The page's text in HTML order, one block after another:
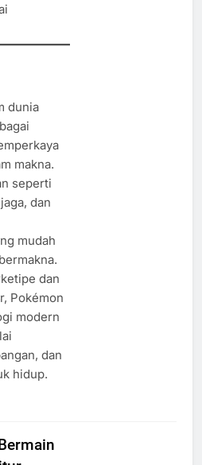
dunia
makna.
seperti
dan
mudah
dan
Pokémon
modern
dan
hidup.